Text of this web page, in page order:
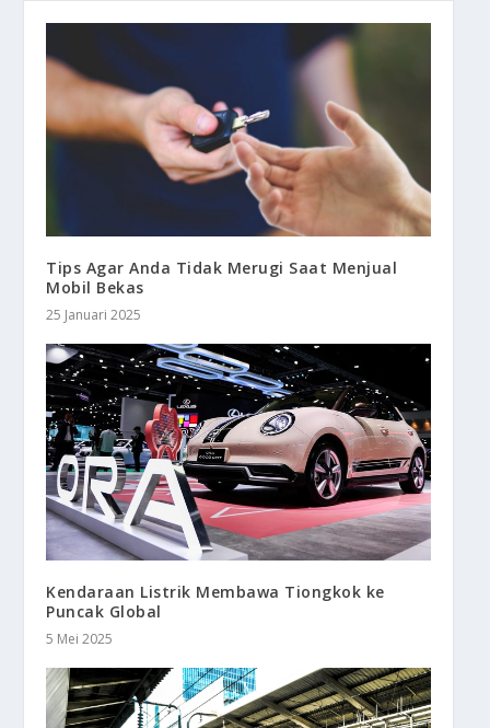
Tips Agar Anda Tidak Merugi Saat Menjual
Mobil Bekas
25 Januari 2025
Kendaraan Listrik Membawa Tiongkok ke
Puncak Global
5 Mei 2025